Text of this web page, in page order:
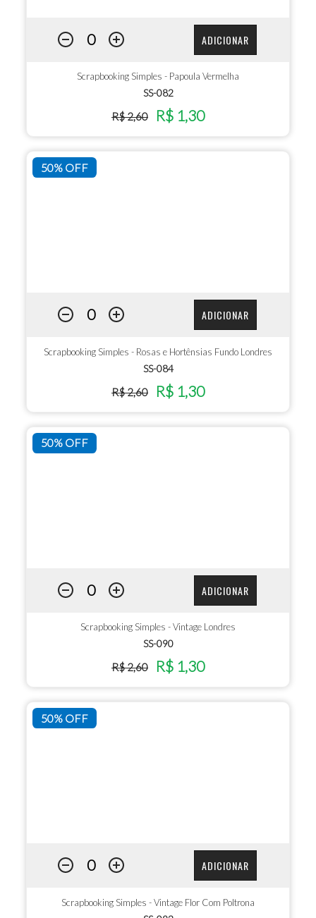
ADICIONAR
Scrapbooking Simples - Papoula Vermelha
SS-082
R$ 2,60 R$ 1,30
50% OFF
ADICIONAR
Scrapbooking Simples - Rosas e Hortênsias Fundo Londres
SS-084
R$ 2,60 R$ 1,30
50% OFF
ADICIONAR
Scrapbooking Simples - Vintage Londres
SS-090
R$ 2,60 R$ 1,30
50% OFF
ADICIONAR
Scrapbooking Simples - Vintage Flor Com Poltrona